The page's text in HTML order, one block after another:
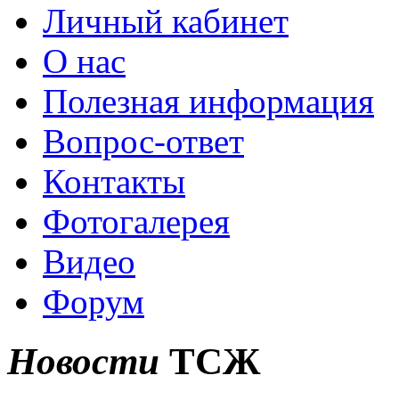
Личный кабинет
О нас
Полезная информация
Вопрос-ответ
Контакты
Фотогалерея
Видео
Форум
Новости ТСЖ